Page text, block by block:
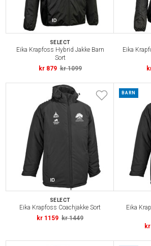
SELECT
Eika Krapfoss Hybrid Jakke Barn
Sort
kr 879 kr 1099
Eika
SELECT
Eika Krapfoss Coachjakke Sort
kr 1159 kr 1449
BARN
Eika